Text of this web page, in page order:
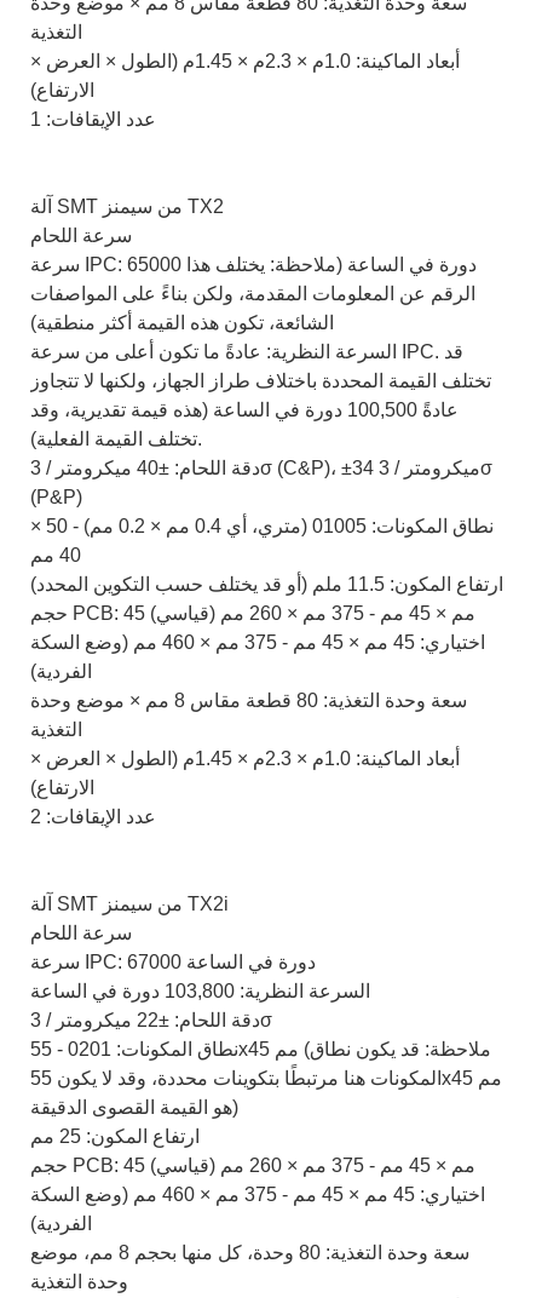
التغذية
أبعاد الماكينة: 1.0م × 2.3م × 1.45م (الطول × العرض ×
الارتفاع)
عدد الإيقافات: 1
آلة SMT من سيمنز TX2
سرعة اللحام
سرعة IPC: 65000 دورة في الساعة (ملاحظة: يختلف هذا
الرقم عن المعلومات المقدمة، ولكن بناءً على المواصفات
الشائعة، تكون هذه القيمة أكثر منطقية)
السرعة النظرية: عادةً ما تكون أعلى من سرعة IPC. قد
تختلف القيمة المحددة باختلاف طراز الجهاز، ولكنها لا تتجاوز
عادةً 100,500 دورة في الساعة (هذه قيمة تقديرية، وقد
تختلف القيمة الفعلية).
دقة اللحام: ±40 ميكرومتر / 3σ (C&P)، ±34 ميكرومتر / 3σ
(P&P)
نطاق المكونات: 01005 (متري، أي 0.4 مم × 0.2 مم) - 50 ×
40 مم
ارتفاع المكون: 11.5 ملم (أو قد يختلف حسب التكوين المحدد)
حجم PCB: 45 مم × 45 مم - 375 مم × 260 مم (قياسي)
اختياري: 45 مم × 45 مم - 375 مم × 460 مم (وضع السكة
الفردية)
سعة وحدة التغذية: 80 قطعة مقاس 8 مم × موضع وحدة
التغذية
أبعاد الماكينة: 1.0م × 2.3م × 1.45م (الطول × العرض ×
الارتفاع)
عدد الإيقافات: 2
آلة SMT من سيمنز TX2i
سرعة اللحام
سرعة IPC: 67000 دورة في الساعة
السرعة النظرية: 103,800 دورة في الساعة
دقة اللحام: ±22 ميكرومتر / 3σ
نطاق المكونات: 0201 - 55x45 مم (ملاحظة: قد يكون نطاق
المكونات هنا مرتبطًا بتكوينات محددة، وقد لا يكون 55x45 مم
هو القيمة القصوى الدقيقة)
ارتفاع المكون: 25 مم
حجم PCB: 45 مم × 45 مم - 375 مم × 260 مم (قياسي)
اختياري: 45 مم × 45 مم - 375 مم × 460 مم (وضع السكة
الفردية)
سعة وحدة التغذية: 80 وحدة، كل منها بحجم 8 مم، موضع
وحدة التغذية